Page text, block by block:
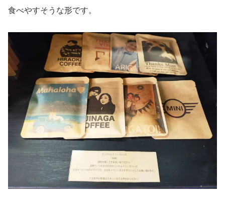
食べやすそうな形です。